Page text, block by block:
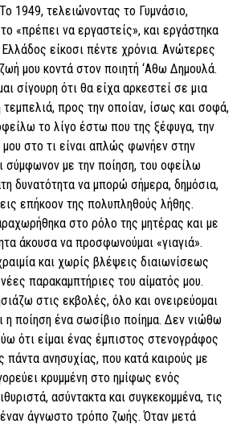
1949, τελειώνοντας το Γυμνάσιο,
«πρέπει να εργαστείς», και εργάστηκα
είκοσι πέντε χρόνια. Ανώτερες
μου κοντά στον ποιητή ‘Αθω Δημουλά.
σίγουρη ότι θα είχα αρκεστεί σε μια
τεμπελιά, προς την οποίαν, ίσως και σοφά,
το λίγο έστω που της ξέφυγα, την
στο τι είναι απλώς φωνήεν στην
σύμφωνον με την ποίηση, του οφείλω
δυνατότητα να μπορώ σήμερα, δημόσια,
επήκοον της πολυπληθούς λήθης.
στο ρόλο της μητέρας και με
άκουσα να προσφωνούμαι «γιαγιά».
και χωρίς βλέψεις διαιωνίσεως
παρακαμπτήριες του αίματός μου.
στις εκβολές, όλο και ονειρεύομαι
η ποίηση ένα σωσίβιο ποίημα. Δεν νιώθω
ότι είμαι ένας έμπιστος στενογράφος
πάντα ανησυχίας, που κατά καιρούς με
κρυμμένη στο ημίφως ενός
ασύντακτα και συγκεκομμένα, τις
άγνωστο τρόπο ζωής. Όταν μετά